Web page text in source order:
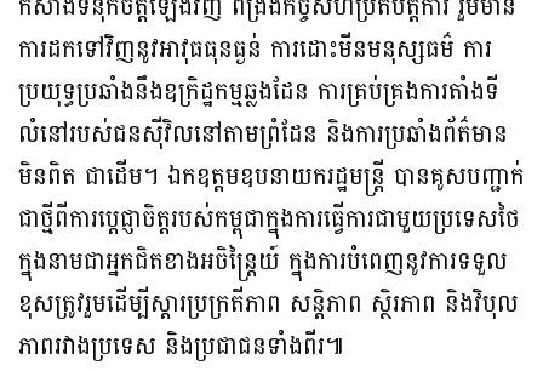
ការដកទៅវិញនូវអាវុធធុនធ្ងន់ ការដោះមីនមនុស្សធម៌ ការ
ប្រយុទ្ធប្រឆាំងនឹងឧក្រិដ្ឋកម្មឆ្លងដែន ការគ្រប់គ្រងការតាំងទី
លំនៅរបស់ជនស៊ីវិលនៅតាមព្រំដែន និងការប្រឆាំងព័ត៌មាន
មិនពិត ជាដើម។ ឯកឧត្តមឧបនាយករដ្ឋមន្រ្តី បានគូសបញ្ជាក់
ជាថ្មីពីការប្តេជ្ញាចិត្តរបស់កម្ពុជាក្នុងការធ្វើការជាមួយប្រទេសថៃ
ក្នុងនាមជាអ្នកជិតខាងអចិន្ត្រៃយ៍ ក្នុងការបំពេញនូវការទទួល
ខុសត្រូវរួមដើម្បីស្តារប្រក្រតីភាព សន្តិភាព ស្ថិរភាព និងវិបុល
ភាពរវាងប្រទេស និងប្រជាជនទាំងពីរ៕